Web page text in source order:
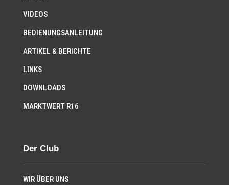
VIDEOS
BEDIENUNGSANLEITUNG
ARTIKEL & BERICHTE
LINKS
DOWNLOADS
MARKTWERT R16
Der Club
WIR ÜBER UNS